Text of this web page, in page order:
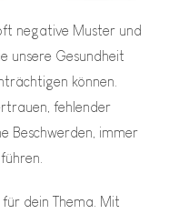
negative Muster und
unsere Gesundheit
können.
fehlender
Beschwerden, immer
dein Thema. Mit